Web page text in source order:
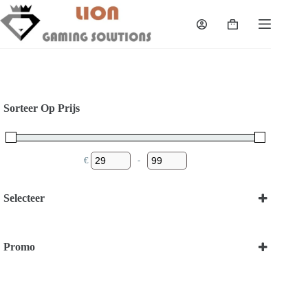
Skip
to
content
Shopping
Sorteer Op Prijs
€ Minimum Price
-Maximum Price
Selecteer
Promo